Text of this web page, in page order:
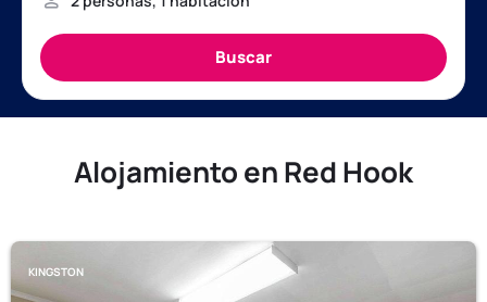
Alojamiento en Red Hook
KINGSTON